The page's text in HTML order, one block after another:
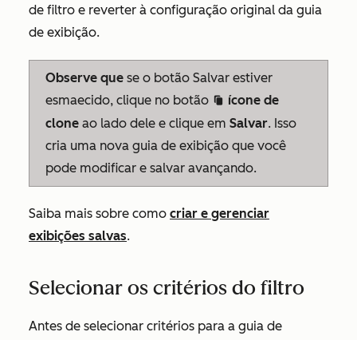
de filtro e reverter à configuração original da guia
de exibição.
Observe que se o botão Salvar estiver
esmaecido, clique no botão duplicate ícone de
clone ao lado dele e clique em Salvar. Isso
cria uma nova guia de exibição que você
pode modificar e salvar avançando.
Saiba mais sobre como criar e gerenciar
exibições salvas.
Selecionar os critérios do filtro
Antes de selecionar critérios para a guia de